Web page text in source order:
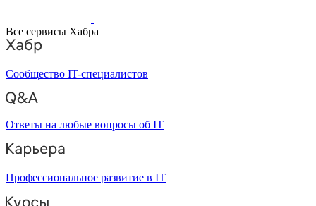
Все сервисы Хабра
Сообщество IT-специалистов
Ответы на любые вопросы об IT
Профессиональное развитие в IT